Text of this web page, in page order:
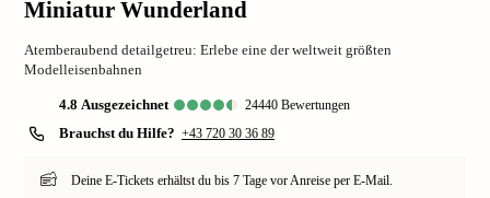
Miniatur Wunderland
Atemberaubend detailgetreu: Erlebe eine der weltweit größten
Modelleisenbahnen
4.8 ausgezeichnet 24440 Bewertungen
Brauchst du Hilfe? +43 720 30 36 89
Deine E-Tickets erhältst du bis 7 Tage vor Anreise per E-Mail.